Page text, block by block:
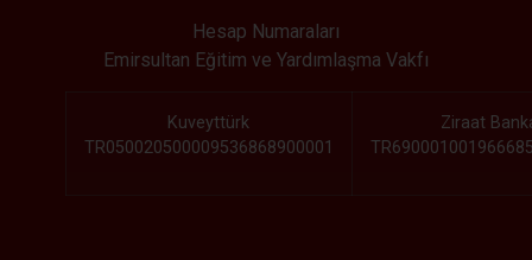
Hesap Numaraları
Emirsultan Eğitim ve Yardımlaşma Vakfı
Kuveyttürk
TR050020500009536868900001
Ziraat